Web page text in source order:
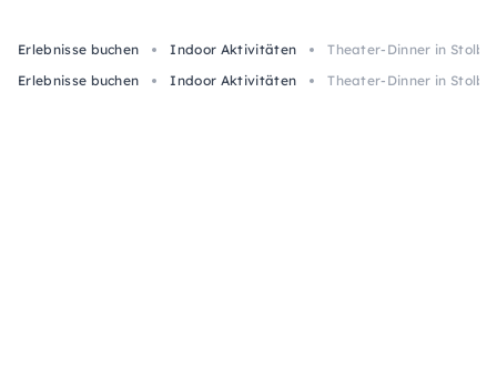
Erlebnisse buchen Indoor Aktivitäten
Theater-Dinner in
Erlebnisse buchen
Indoor Aktivitäten Theater-Dinner in